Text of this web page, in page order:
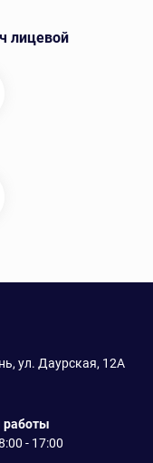
лицевой
ул. Даурская, 12А
- 17:00